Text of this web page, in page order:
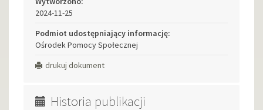
2024-11-25
Podmiot udostępniający informację:
Ośrodek Pomocy Społecznej
drukuj dokument
Historia publikacji